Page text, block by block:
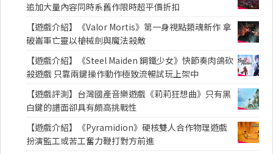
追加大量內容同時系舊作限時超平價折扣
【遊戲介紹】《Valor Mortis》第一身視點類魂新作 拿
破崙軍亡靈以槍械劍與魔法殺敵
【遊戲介紹】《Steel Maiden 鋼鐵少女》快節奏肉鴿砍
殺遊戲 只靠兩鍵操作動作極致流暢試玩上架中
【遊戲評測】台灣國產音樂遊戲《莉莉狂想曲》只有黑
白鍵的譜面卻具有頗高挑戰性
【遊戲介紹】《Pyramidion》硬核雙人合作物理遊戲
扮演監工或苦工奮力鞭打對方前進